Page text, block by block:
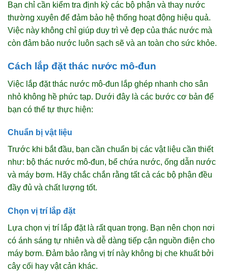
Bạn chỉ cần kiểm tra định kỳ các bộ phận và thay nước
thường xuyên để đảm bảo hệ thống hoạt động hiệu quả.
Việc này không chỉ giúp duy trì vẻ đẹp của thác nước mà
còn đảm bảo nước luôn sạch sẽ và an toàn cho sức khỏe.
Cách lắp đặt thác nước mô-đun
Việc lắp đặt thác nước mô-đun lắp ghép nhanh cho sân
nhỏ không hề phức tạp. Dưới đây là các bước cơ bản để
bạn có thể tự thực hiện:
Chuẩn bị vật liệu
Trước khi bắt đầu, bạn cần chuẩn bị các vật liệu cần thiết
như: bộ thác nước mô-đun, bể chứa nước, ống dẫn nước
và máy bơm. Hãy chắc chắn rằng tất cả các bộ phận đều
đầy đủ và chất lượng tốt.
Chọn vị trí lắp đặt
Lựa chọn vị trí lắp đặt là rất quan trọng. Bạn nên chọn nơi
có ánh sáng tự nhiên và dễ dàng tiếp cận nguồn điện cho
máy bơm. Đảm bảo rằng vị trí này không bị che khuất bởi
cây cối hay vật cản khác.